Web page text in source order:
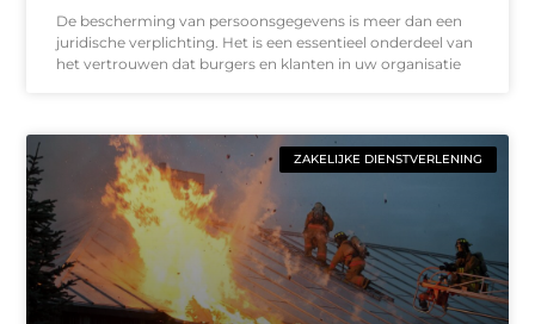
De bescherming van persoonsgegevens is meer dan een
juridische verplichting. Het is een essentieel onderdeel van
het vertrouwen dat burgers en klanten in uw organisatie
ZAKELIJKE DIENSTVERLENING